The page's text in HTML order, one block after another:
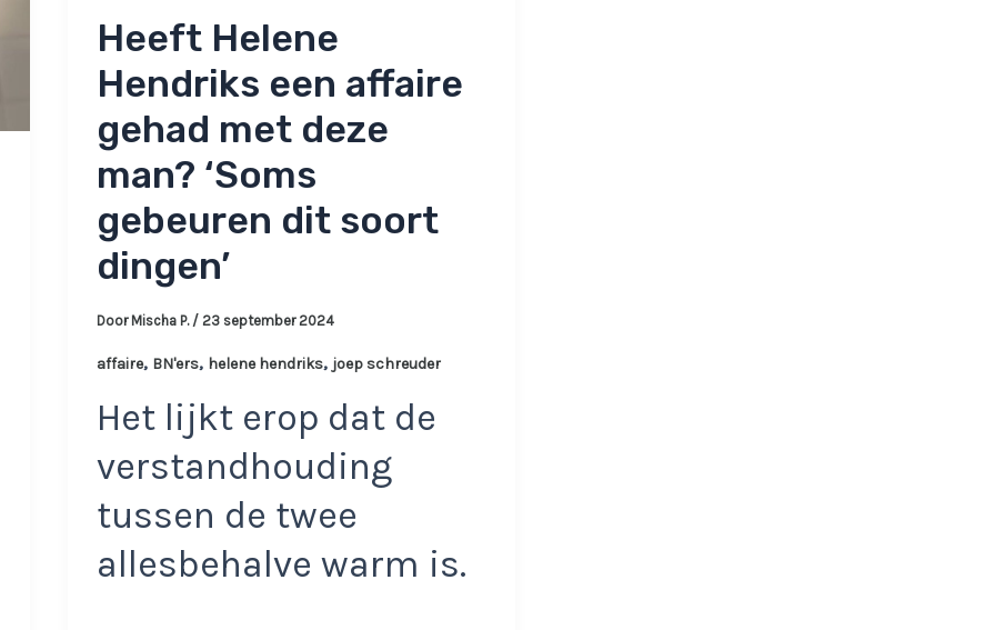
Heeft Helene
Hendriks een affaire
gehad met deze
man? ‘Soms
gebeuren dit soort
dingen’
Door Mischa P. / 23 september 2024
affaire, BN'ers, helene hendriks, joep schreuder
Het lijkt erop dat de
verstandhouding
tussen de twee
allesbehalve warm is.